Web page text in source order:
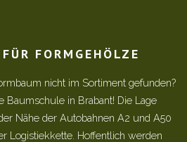
FORMGEHÖLZE
nicht im Sortiment gefunden?
Baumschule in Brabant! Die Lage
Nähe der Autobahnen A2 und A50
Logistiekkette. Hoffentlich werden